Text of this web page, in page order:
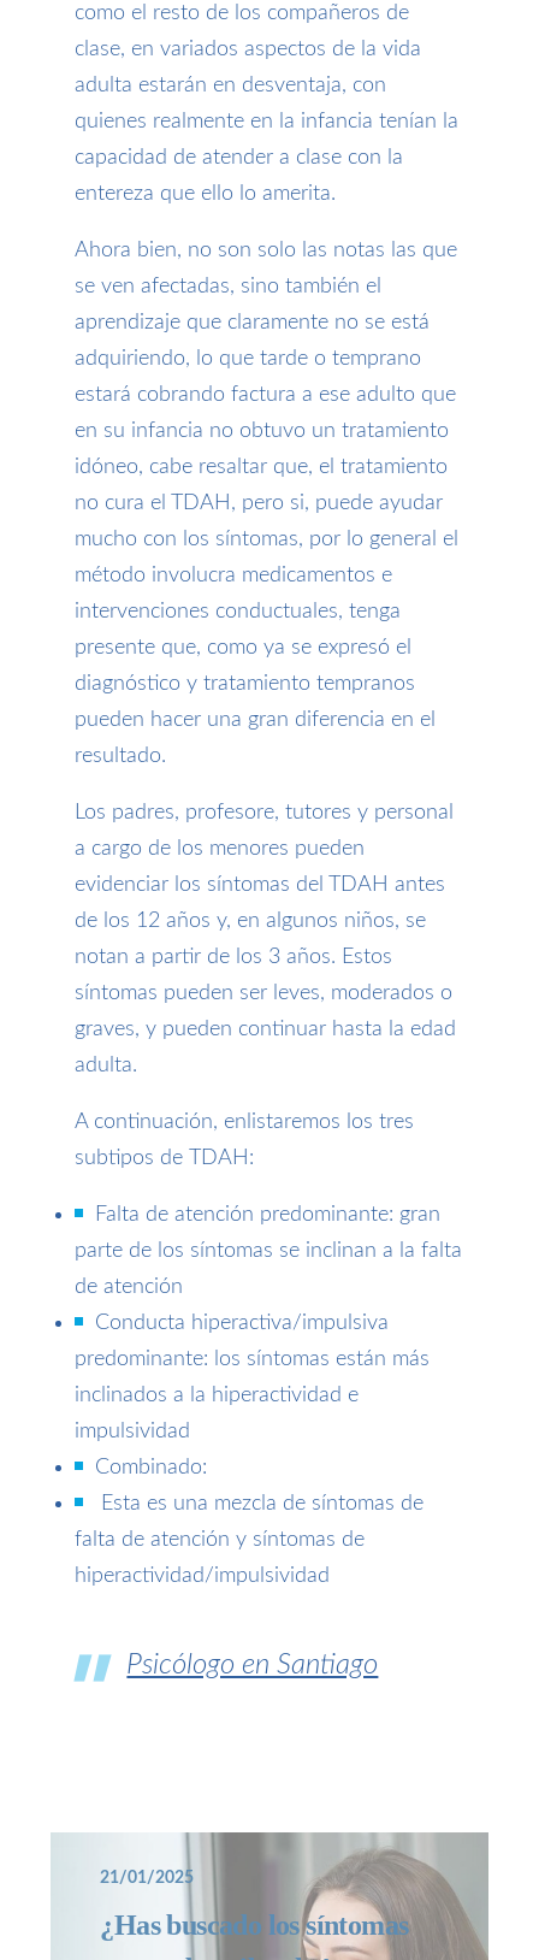
como el resto de los compañeros de
clase, en variados aspectos de la vida
adulta estarán en desventaja, con
quienes realmente en la infancia tenían la
capacidad de atender a clase con la
entereza que ello lo amerita.
Ahora bien, no son solo las notas las que
se ven afectadas, sino también el
aprendizaje que claramente no se está
adquiriendo, lo que tarde o temprano
estará cobrando factura a ese adulto que
en su infancia no obtuvo un tratamiento
idóneo, cabe resaltar que, el tratamiento
no cura el TDAH, pero si, puede ayudar
mucho con los síntomas, por lo general el
método involucra medicamentos e
intervenciones conductuales, tenga
presente que, como ya se expresó el
diagnóstico y tratamiento tempranos
pueden hacer una gran diferencia en el
resultado.
Los padres, profesore, tutores y personal
a cargo de los menores pueden
evidenciar los síntomas del TDAH antes
de los 12 años y, en algunos niños, se
notan a partir de los 3 años. Estos
síntomas pueden ser leves, moderados o
graves, y pueden continuar hasta la edad
adulta.
A continuación, enlistaremos los tres
subtipos de TDAH:
Falta de atención predominante: gran
parte de los síntomas se inclinan a la falta
de atención
Conducta hiperactiva/impulsiva
predominante: los síntomas están más
inclinados a la hiperactividad e
impulsividad
Combinado:
Esta es una mezcla de síntomas de
falta de atención y síntomas de
hiperactividad/impulsividad
Psicólogo en Santiago
21/01/2025
¿Has buscado los síntomas